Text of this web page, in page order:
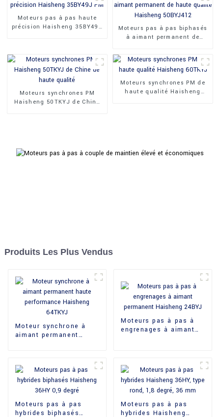
Moteurs pas à pas haute
précision Haisheng 35BY49J
Moteurs pas à pas biphasés
à aimant permanent de
50BYJ412
Moteurs synchrones PM
Haisheng 50TKYJ de Chine
Moteurs synchrones PM de
haute qualité Haisheng
Produits Les Plus Vendus
Moteur synchrone à
aimant permanent
Moteurs pas à pas à
engrenages à aimant
Moteurs pas à pas
hybrides biphasés
Moteurs pas à pas
hybrides Haisheng